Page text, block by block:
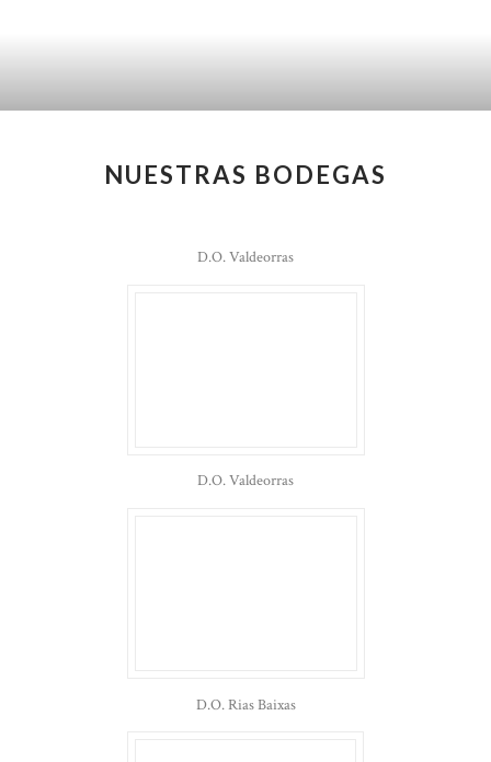
NUESTRAS BODEGAS
D.O. Valdeorras
D.O. Valdeorras
D.O. Rias Baixas